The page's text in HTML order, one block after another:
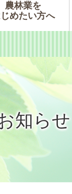
農林業を
めたい方へ
知ら